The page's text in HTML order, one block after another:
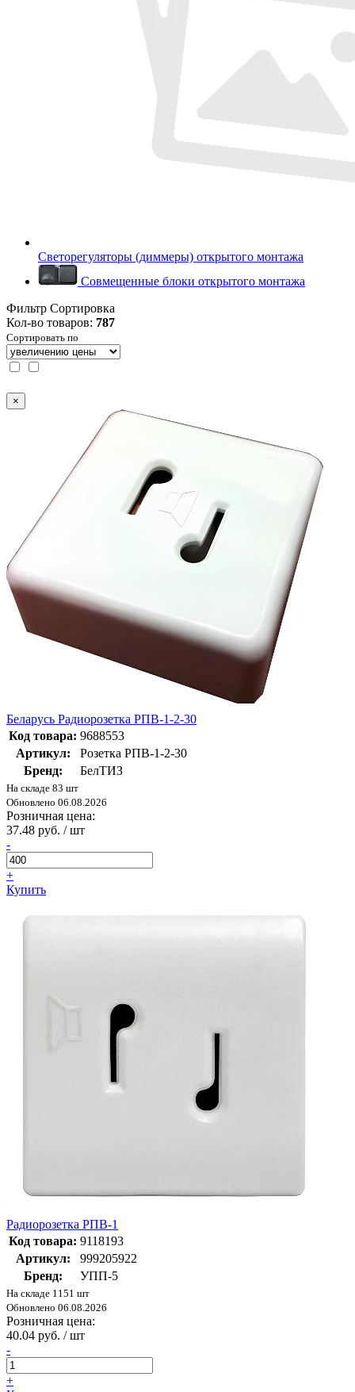
Светорегуляторы (диммеры) открытого монтажа
Совмещенные блоки открытого монтажа
Фильтр Сортировка
Кол-во товаров: 787
Сортировать по
×
Беларусь Радиорозетка РПВ-1-2-30
Код товара: 9688553
Артикул:
Розетка РПВ-1-2-30
Бренд:
БелТИЗ
На складе 83 шт
Обновлено 06.08.2026
Розничная цена:
37.48 руб. / шт
-
+
Купить
Радиорозетка РПВ-1
Код товара: 9118193
Артикул:
999205922
Бренд:
УПП-5
На складе 1151 шт
Обновлено 06.08.2026
Розничная цена:
40.04 руб. / шт
-
+